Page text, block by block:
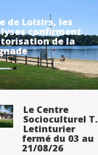
de Loisirs, les
confirment
de la
Le Centre
Socioculturel T.
Letinturier
fermé du 03 au
21/08/26